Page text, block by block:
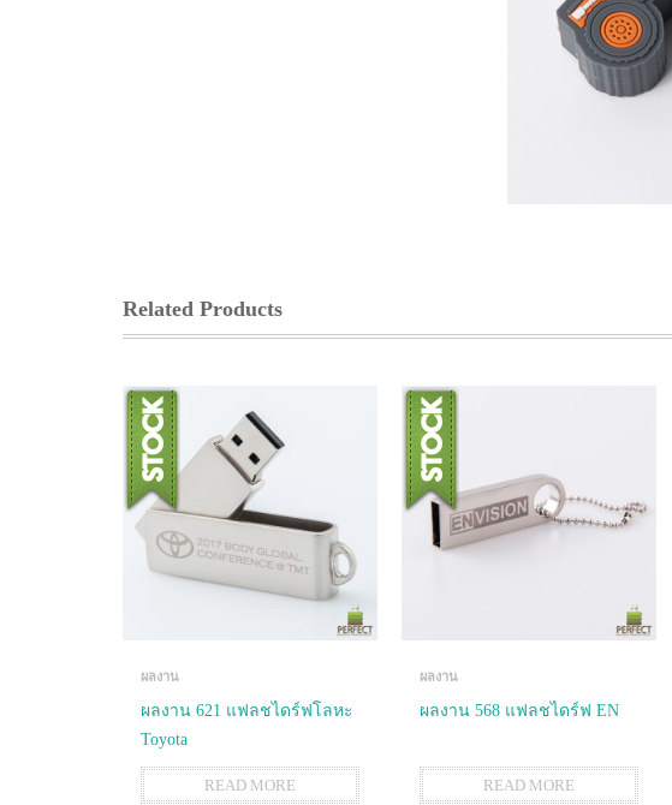
Related Products
ผลงาน
ผลงาน 621 แฟลชไดร์ฟโลหะ
Toyota
READ MORE
ผลงาน
ผลงาน 568 แฟลชไดร์ฟ EN
READ MORE